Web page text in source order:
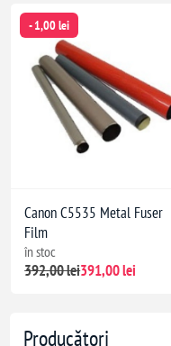
Producători
- 1,00 lei
Canon C5535 Metal Fuser
Film
în stoc
392,00 lei391,00 lei